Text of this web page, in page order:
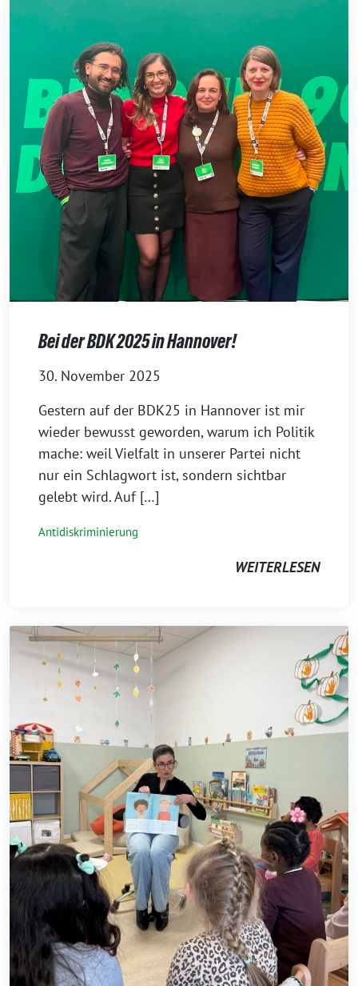
Bei der BDK 2025 in Hannover!
30. November 2025
Gestern auf der BDK25 in Hannover ist mir
wieder bewusst geworden, warum ich Politik
mache: weil Vielfalt in unserer Partei nicht
nur ein Schlagwort ist, sondern sichtbar
gelebt wird. Auf […]
Antidiskriminierung
WEITERLESEN